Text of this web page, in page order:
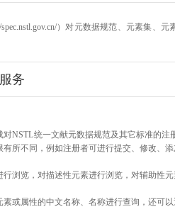
）对元数据规范、元素集
务
对NSTL统一文献元数据规范及其它标准的
所不同，例如注册者可进行提交、修改、
浏览，对描述性元素进行浏览，对辅助性
素或属性的中文名称、名称进行查询，还可